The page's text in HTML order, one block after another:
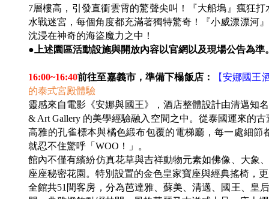
7層樓高，引發直衝雲霄的驚聲尖叫！『大船塢』瘋狂
水戰迷宮，每個角度都充滿著獨特驚奇！『小威漂漂河
沈浸在神奇的海盜魔力之中！
●上述園區活動設施與開放內容以官網以及現場公告為準
16:00~16:40前往至嘉義市，準備下榻飯店： 【安娜國王
的泰式宮殿體驗
靈感來自電影《安娜與國王》，酒店整體設計由清邁知
& Art Gallery 的美學經驗融入空間之中。從泰國運來的
高雅的孔雀標本與橘色緞布包覆的電梯廳，每一處細
就忍不住驚呼「WOO！」。
館內不僅有繽紛仿真花草與吉祥動物元素如佛像、大象
座座秘密花園。特別設置的金色皇家寶座與經典搖椅，
全館共51間客房，分為芭達雅、蘇美、清邁、國王、皇